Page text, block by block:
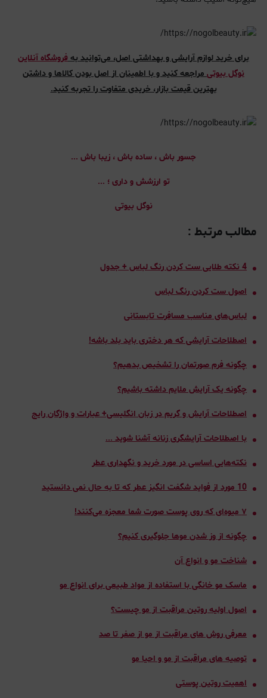
برای خرید لوازم آرایشی و بهداشتی اصل، می‌توانید بهفروشگاه آنلاین
نوگل بیوتیمراجعه کنید و با اطمینان از اصل بودن کالاها و داشتن
بهترین قیمت بازار، خریدی متفاوت را تجربه کنید.
جسور باش ، ساده باش ، زیبا باش ...
تو ارزشش و داری ؛ ...
نوگل بیوتی
مطالب مرتبط :
4 نکته طلایی ست کردن رنگ لباس + جدول
اصول ست کردن رنگ لباس
لباس‌های مناسب مسافرت تابستانی
اصطلاحات آرایشی که هر دختری باید بلد باشه!
چگونه فرم صورتمان را تشخیص بدهیم؟
چگونه یک آرایش ملایم داشته باشیم؟
اصطلاحات آرايش و گريم در زبان انگلیسی+ عبارات و واژگان رایج
با اصطلاحات آرایشگری زنانه آشنا شوید ...
نکته‌هایی اساسی در مورد خرید و نگهداری عطر
10 مورد از فواید شگفت انگیز عطر که تا به حال نمی دانستید
٧ میوه‌ای که روی پوست صورت شما معجزه می‌کنند!
چگونه از وز شدن موها جلوگیری کنیم؟
شناخت مو و انواع آن
ماسک مو خانگی با استفاده از مواد طبیعی برای انواع مو
اصول اولیه روتین مراقبت از مو چیست؟
معرفی روش های مراقبت از مو از صفر تا صد
توصیه های مراقبت از مو و احیا مو
اهمیت روتین پوستی